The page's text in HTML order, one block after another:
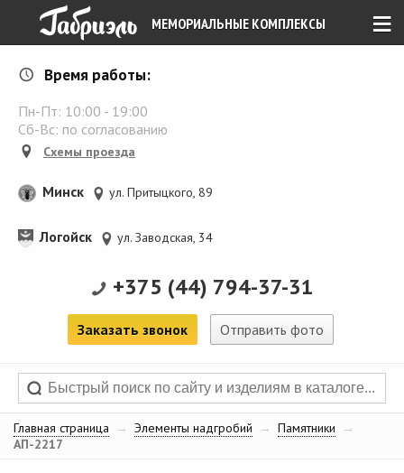
≡
МЕМОРИАЛЬНЫЕ КОМПЛЕКСЫ
Время работы:
Пн-Пт: 10:00 - 19:00
Сб-Вс: по согласованию
Схемы проезда
Минск ул. Притыцкого, 89
Логойск ул. Заводская, 34
+375 (44) 794-37-31
Заказать звонок Отправить фото
Главная страница → Элементы надгробий → Памятники
→
АП-2217